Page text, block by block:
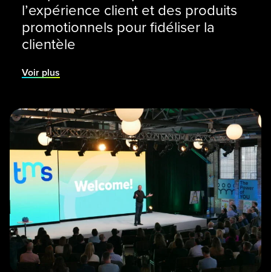
l’expérience client et des produits
promotionnels pour fidéliser la
clientèle
Voir plus